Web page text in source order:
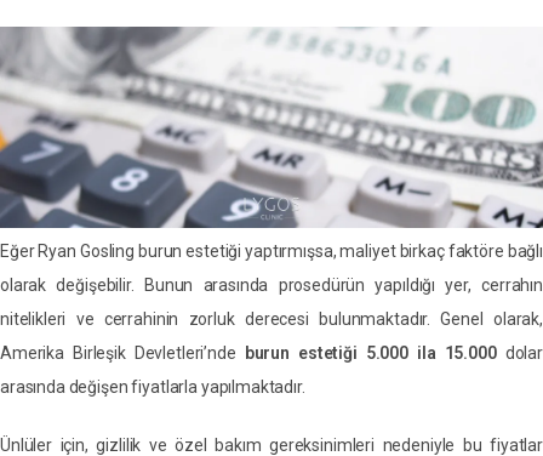
Eğer Ryan Gosling burun estetiği yaptırmışsa, maliyet birkaç faktöre bağlı
olarak değişebilir. Bunun arasında prosedürün yapıldığı yer, cerrahın
nitelikleri ve cerrahinin zorluk derecesi bulunmaktadır. Genel olarak,
Amerika Birleşik Devletleri’nde
burun estetiği 5.000 ila 15.000dolar
arasında değişen fiyatlarla yapılmaktadır.
Ünlüler için, gizlilik ve özel bakım gereksinimleri nedeniyle bu fiyatlar